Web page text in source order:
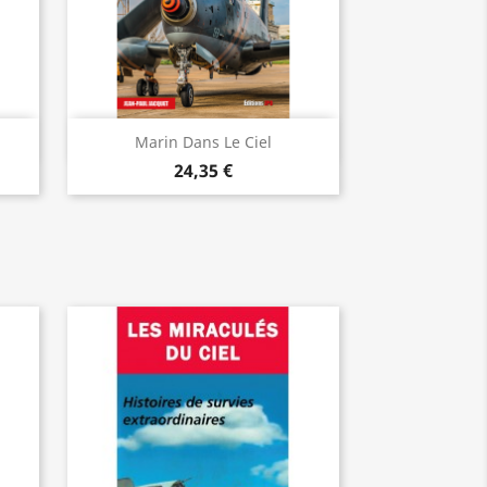
Marin Dans Le Ciel
24,35 €
Aperçu rapide